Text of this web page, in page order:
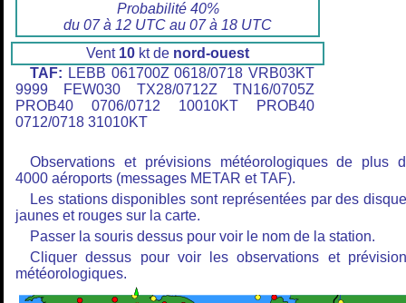
Probabilité 40%
du 07 à 12 UTC au 07 à 18 UTC
Vent 10 kt de nord-ouest
TAF: LEBB 061700Z 0618/0718 VRB03KT
9999 FEW030 TX28/0712Z TN16/0705Z
PROB40 0706/0712 10010KT PROB40
0712/0718 31010KT
Observations et prévisions météorologiques de plus
4000 aéroports (messages METAR et TAF).
Les stations disponibles sont représentées par des
jaunes et rouges sur la carte.
Passer la souris dessus pour voir le nom de la station.
Cliquer dessus pour voir les observations et
météorologiques.